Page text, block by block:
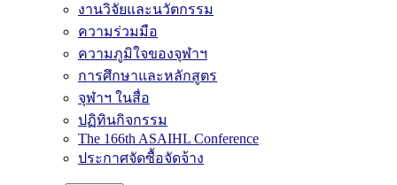
งานวิจัยและนวัตกรรม
ความร่วมมือ
ความภูมิใจของจุฬาฯ
การศึกษาและหลักสูตร
จุฬาฯ ในสื่อ
ปฏิทินกิจกรรม
The 166th ASAIHL Conference
ประกาศจัดซื้อจัดจ้าง